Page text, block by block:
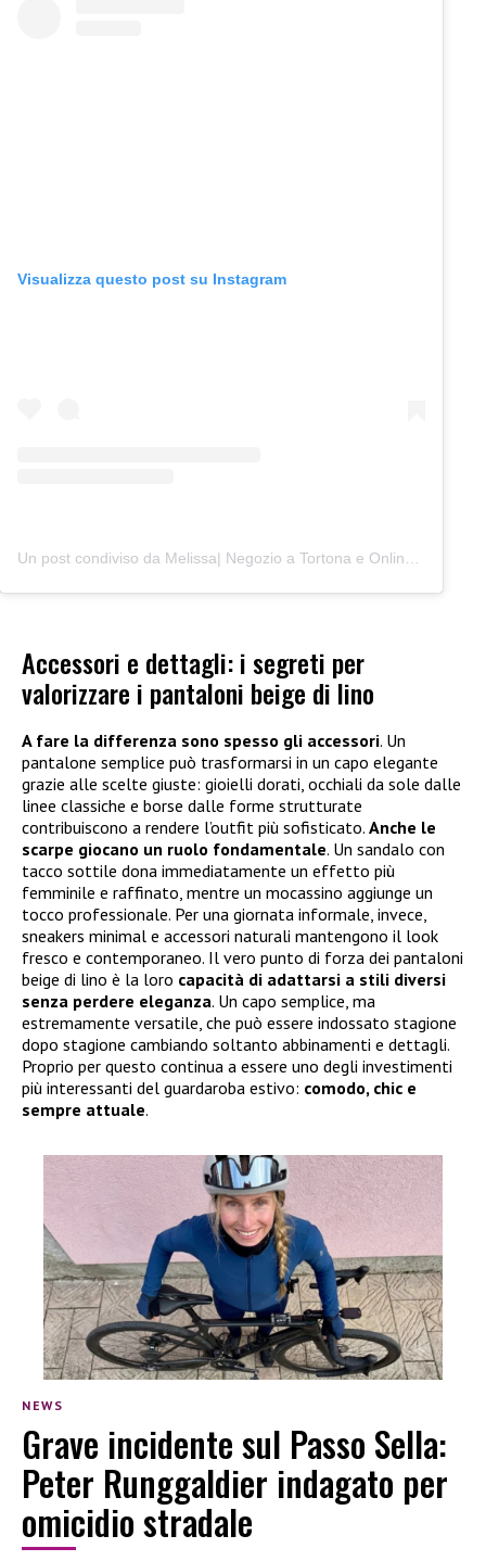
Visualizza questo post su Instagram
Accessori e dettagli: i segreti per
valorizzare i pantaloni beige di lino
A fare la differenza sono spesso gli accessori. Un
pantalone semplice può trasformarsi in un capo elegante
grazie alle scelte giuste: gioielli dorati, occhiali da sole dalle
linee classiche e borse dalle forme strutturate
contribuiscono a rendere l’outfit più sofisticato. Anche le
scarpe giocano un ruolo fondamentale. Un sandalo con
tacco sottile dona immediatamente un effetto più
femminile e raffinato, mentre un mocassino aggiunge un
tocco professionale. Per una giornata informale, invece,
sneakers minimal e accessori naturali mantengono il look
fresco e contemporaneo. Il vero punto di forza dei pantaloni
beige di lino è la loro capacità di adattarsi a stili diversi
senza perdere eleganza. Un capo semplice, ma
estremamente versatile, che può essere indossato stagione
dopo stagione cambiando soltanto abbinamenti e dettagli.
Proprio per questo continua a essere uno degli investimenti
più interessanti del guardaroba estivo: comodo, chic e
sempre attuale.
NEWS
Grave incidente sul Passo Sella:
Peter Runggaldier indagato per
omicidio stradale